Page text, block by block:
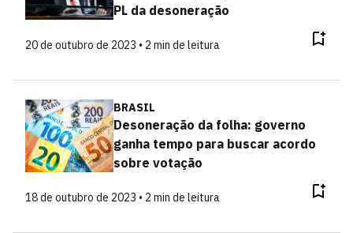
PL da desoneração
20 de outubro de 2023 • 2 min de leitura
BRASIL
Desoneração da folha: governo
ganha tempo para buscar acordo
sobre votação
18 de outubro de 2023 • 2 min de leitura